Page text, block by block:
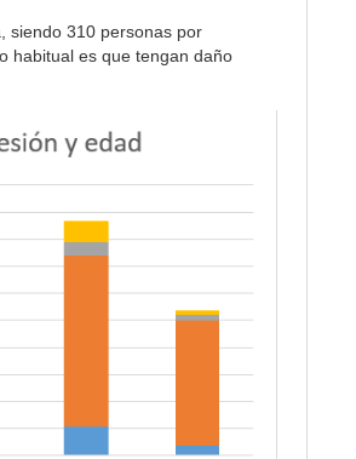
siendo 310 personas por
habitual es que tengan daño